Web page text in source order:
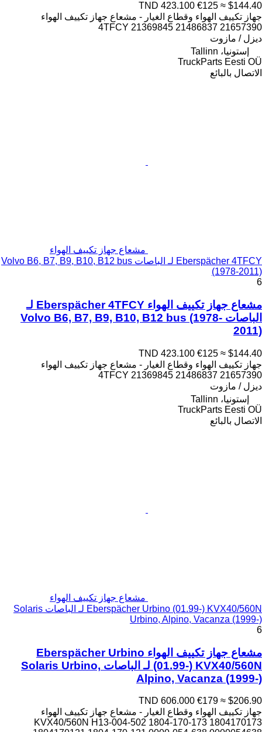
TND 423.100 €125 ≈ $144.40
جهاز تكييف الهواء وقطاع الغيار - مشعاع جهاز تكييف الهواء
4TFCY 21369845 21486837 21657390
ديزل / مازوت
إستونيا، Tallinn
TruckParts Eesti OÜ
الاتصال بالبائع
مشعاع جهاز تكييف الهواء
Eberspächer 4TFCY لـ الباصات Volvo B6, B7, B9, B10, B12 bus
(1978-2011)
6
مشعاع جهاز تكييف الهواء Eberspächer 4TFCY لـ
الباصات Volvo B6, B7, B9, B10, B12 bus (1978-
2011)
TND 423.100 €125 ≈ $144.40
جهاز تكييف الهواء وقطاع الغيار - مشعاع جهاز تكييف الهواء
4TFCY 21369845 21486837 21657390
ديزل / مازوت
إستونيا، Tallinn
TruckParts Eesti OÜ
الاتصال بالبائع
مشعاع جهاز تكييف الهواء
Eberspächer Urbino (01.99-) KVX40/560N لـ الباصات Solaris
Urbino, Alpino, Vacanza (1999-)
6
مشعاع جهاز تكييف الهواء Eberspächer Urbino
(01.99-) KVX40/560N لـ الباصات Solaris Urbino,
Alpino, Vacanza (1999-)
TND 606.000 €179 ≈ $206.90
جهاز تكييف الهواء وقطاع الغيار - مشعاع جهاز تكييف الهواء
KVX40/560N H13-004-502 1804-170-173 1804170173